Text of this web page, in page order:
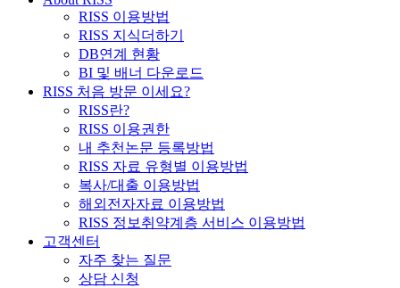
RISS 이용방법
RISS 지식더하기
DB연계 현황
BI 및 배너 다운로드
RISS 처음 방문 이세요?
RISS란?
RISS 이용권한
내 추천논문 등록방법
RISS 자료 유형별 이용방법
복사/대출 이용방법
해외전자자료 이용방법
RISS 정보취약계층 서비스 이용방법
고객센터
자주 찾는 질문
상담 신청